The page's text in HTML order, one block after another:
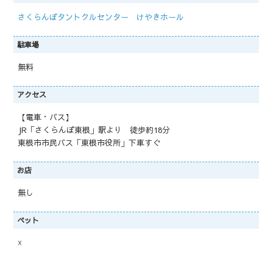
さくらんぼタントクルセンター けやきホール
駐車場
無料
アクセス
【電車・バス】
JR「さくらんぼ東根」駅より 徒歩約18分
東根市市民バス「東根市役所」下車すぐ
お店
無し
ペット
☓